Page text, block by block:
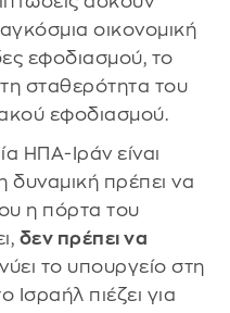
οικονομική
εφοδιασμού, το
σταθερότητα του
εφοδιασμού.
ΗΠΑ-Ιράν είναι
πρέπει να
η πόρτα του
δεν πρέπει να
το υπουργείο στη
Ισραήλ πιέζει για